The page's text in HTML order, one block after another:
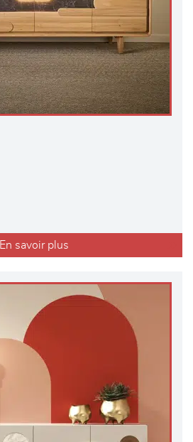
En savoir plus